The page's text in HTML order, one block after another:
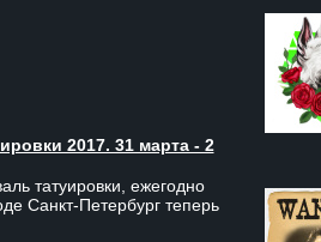
2017. 31 марта - 2
татуировки, ежегодно
Санкт-Петербург теперь